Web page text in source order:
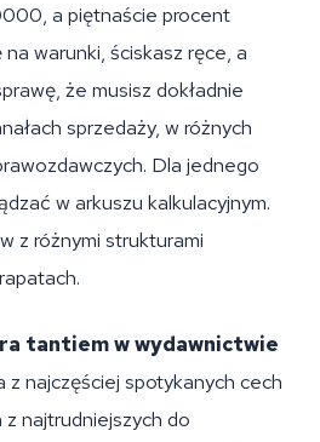
a piętnaście procent
warunki, ściskasz ręce, a
że musisz dokładnie
sprzedaży, w różnych
Dla jednego
w arkuszu kalkulacyjnym.
z różnymi strukturami
tantiem w wydawnictwie
z najczęściej spotykanych cech
najtrudniejszych do